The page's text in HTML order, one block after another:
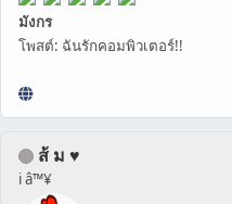
มังกร
โพสต์: ฉันรักคอมพิวเตอร์!!
ส้ ม ♥
i â™¥